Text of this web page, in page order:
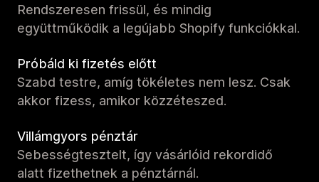
Rendszeresen frissül, és mindig
együttműködik a legújabb Shopify funkciókkal.
Próbáld ki fizetés előtt
Szabd testre, amíg tökéletes nem lesz. Csak
akkor fizess, amikor közzéteszed.
Villámgyors pénztár
Sebességtesztelt, így vásárlóid rekordidő
alatt fizethetnek a pénztárnál.